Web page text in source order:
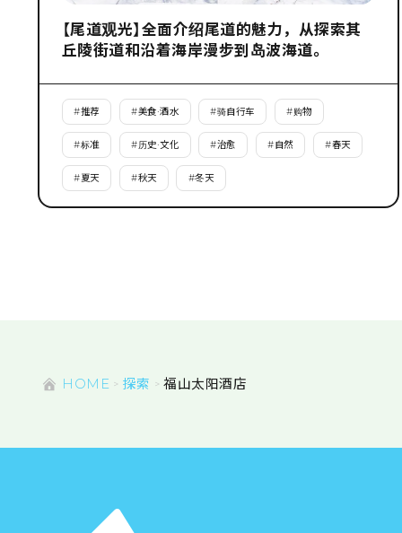
【尾道观光】全面介绍尾道的魅力，从探索其
丘陵街道和沿着海岸漫步到岛波海道。
#推荐 #美食·酒水 #骑自行车 #购物
#标准 #历史·文化 #治愈 #自然 #春天
#夏天 #秋天 #冬天
HOME 探索 福山太阳酒店